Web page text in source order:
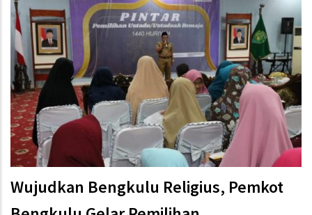
Wujudkan Bengkulu Religius, Pemkot